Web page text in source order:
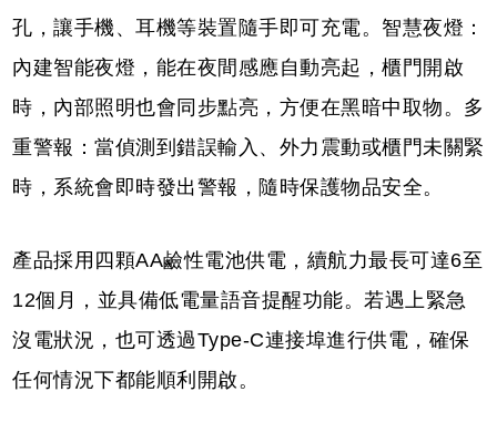
孔，讓手機、耳機等裝置隨手即可充電。智慧夜燈：
內建智能夜燈，能在夜間感應自動亮起，櫃門開啟
時，內部照明也會同步點亮，方便在黑暗中取物。多
重警報：當偵測到錯誤輸入、外力震動或櫃門未關緊
時，系統會即時發出警報，隨時保護物品安全。
產品採用四顆AA鹼性電池供電，續航力最長可達6至
12個月，並具備低電量語音提醒功能。若遇上緊急
沒電狀況，也可透過Type-C連接埠進行供電，確保
任何情況下都能順利開啟。